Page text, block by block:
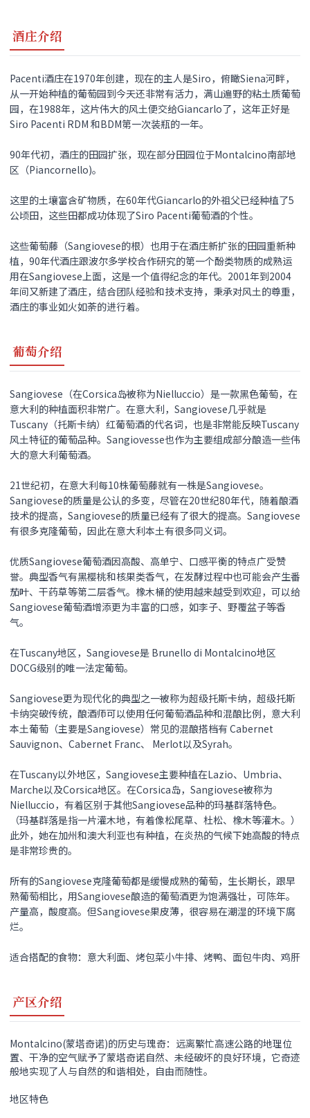
酒庄介绍
Pacenti酒庄在1970年创建，现在的主人是Siro，俯瞰Siena河畔，
从一开始种植的葡萄园到今天还非常有活力，满山遍野的粘土质葡萄
园，在1988年，这片伟大的风土便交给Giancarlo了，这年正好是
Siro Pacenti RDM 和BDM第一次装瓶的一年。
90年代初，酒庄的田园扩张，现在部分田园位于Montalcino南部地
区（Piancornello)。
这里的土壤富含矿物质，在60年代Giancarlo的外祖父已经种植了5
公顷田，这些田都成功体现了Siro Pacenti葡萄酒的个性。
这些葡萄藤（Sangiovese的根）也用于在酒庄新扩张的田园重新种
植，90年代酒庄跟波尔多学校合作研究的第一个酚类物质的成熟运
用在Sangiovese上面，这是一个值得纪念的年代。2001年到2004
年间又新建了酒庄，结合团队经验和技术支持，秉承对风土的尊重，
酒庄的事业如火如荼的进行着。
葡萄介绍
Sangiovese（在Corsica岛被称为Nielluccio）是一款黑色葡萄，在
意大利的种植面积非常广。在意大利，Sangiovese几乎就是
Tuscany（托斯卡纳）红葡萄酒的代名词，也是非常能反映Tuscany
风土特征的葡萄品种。Sangiovesse也作为主要组成部分酿造一些伟
大的意大利葡萄酒。
21世纪初，在意大利每10株葡萄藤就有一株是Sangiovese。
Sangiovese的质量是公认的多变，尽管在20世纪80年代，随着酿酒
技术的提高，Sangiovese的质量已经有了很大的提高。Sangiovese
有很多克隆葡萄，因此在意大利本土有很多同义词。
优质Sangiovese葡萄酒因高酸、高单宁、口感平衡的特点广受赞
誉。典型香气有黑樱桃和核果类香气，在发酵过程中也可能会产生番
茄叶、干药草等第二层香气。橡木桶的使用越来越受到欢迎，可以给
Sangiovese葡萄酒增添更为丰富的口感，如李子、野覆盆子等香
气。
在Tuscany地区，Sangiovese是 Brunello di Montalcino地区
DOCG级别的唯一法定葡萄。
Sangiovese更为现代化的典型之一被称为超级托斯卡纳，超级托斯
卡纳突破传统，酿酒师可以使用任何葡萄酒品种和混酿比例，意大利
本土葡萄（主要是Sangiovese）常见的混酿搭档有 Cabernet
Sauvignon、Cabernet Franc、 Merlot以及Syrah。
在Tuscany以外地区，Sangiovese主要种植在Lazio、Umbria、
Marche以及Corsica地区。在Corsica岛，Sangiovese被称为
Nielluccio，有着区别于其他Sangiovese品种的玛基群落特色。
（玛基群落是指一片灌木地，有着像松尾草、杜松、橡木等灌木。）
此外，她在加州和澳大利亚也有种植，在炎热的气候下她高酸的特点
是非常珍贵的。
所有的Sangiovese克隆葡萄都是缓慢成熟的葡萄，生长期长，跟早
熟葡萄相比，用Sangiovese酿造的葡萄酒更为饱满强壮，可陈年。
产量高，酸度高。但Sangiovese果皮薄，很容易在潮湿的环境下腐
烂。
适合搭配的食物：意大利面、烤包菜小牛排、烤鸭、面包牛肉、鸡肝
产区介绍
Montalcino(蒙塔奇诺)的历史与瑰奇：远离繁忙高速公路的地理位
置、干净的空气赋予了蒙塔奇诺自然、未经破坏的良好环境，它奇迹
般地实现了人与自然的和谐相处，自由而随性。
地区特色